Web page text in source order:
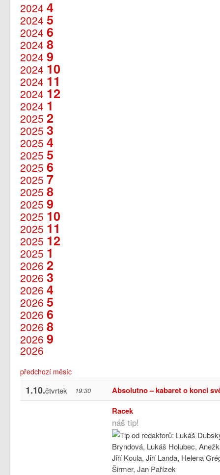
2024 4
2024 5
2024 6
2024 8
2024 9
2024 10
2024 11
2024 12
2024 1
2025 2
2025 3
2025 4
2025 5
2025 6
2025 7
2025 8
2025 9
2025 10
2025 11
2025 12
2025 1
2026 2
2026 3
2026 4
2026 5
2026 6
2026 8
2026 9
2026
předchozí měsíc
1.10.čtvrtek 19:30
Absolutno – kabaret o konci
Racek
náš tip!